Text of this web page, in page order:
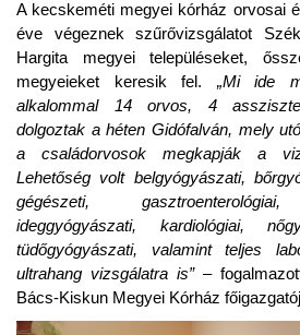
A kecskeméti megyei kórház orvosai
éve végeznek szűrővizsgálatot
Hargita megyei településeket,
megyeieket keresik fel. „Mi ide
alkalommal 14 orvos, 4
dolgoztak a héten Gidófalván, mely
a családorvosok megkapják a
Lehetőség volt belgyógyászati,
gégészeti, gasztroenterológiai,
ideggyógyászati, kardiológiai,
tüdőgyógyászati, valamint teljes
ultrahang vizsgálatra is” –
Bács-Kiskun Megyei Kórház